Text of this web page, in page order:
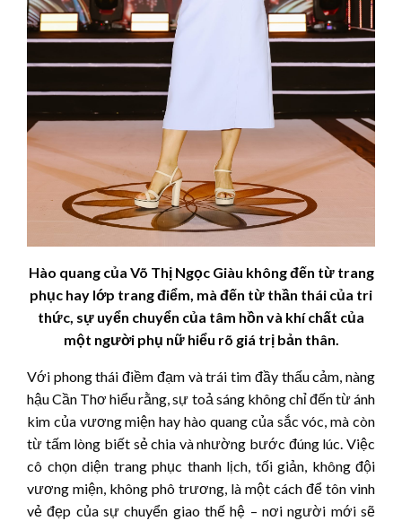
Hào quang của Võ Thị Ngọc Giàu không đến từ trang
phục hay lớp trang điểm, mà đến từ thần thái của tri
thức, sự uyển chuyển của tâm hồn và khí chất của
một người phụ nữ hiểu rõ giá trị bản thân.
Với phong thái điềm đạm và trái tim đầy thấu cảm, nàng
hậu Cần Thơ hiểu rằng, sự toả sáng không chỉ đến từ ánh
kim của vương miện hay hào quang của sắc vóc, mà còn
từ tấm lòng biết sẻ chia và nhường bước đúng lúc. Việc
cô chọn diện trang phục thanh lịch, tối giản, không đội
vương miện, không phô trương, là một cách để tôn vinh
vẻ đẹp của sự chuyển giao thế hệ – nơi người mới sẽ